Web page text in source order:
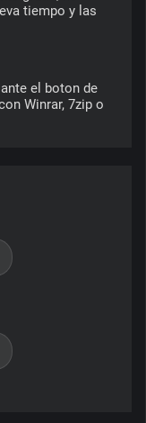
el boton de
Winrar, 7zip o